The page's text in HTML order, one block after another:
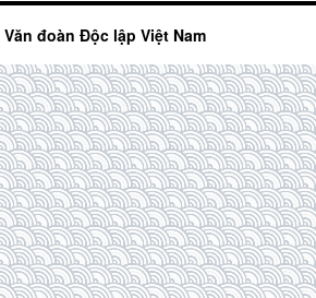
đoàn Độc lập Việt Nam